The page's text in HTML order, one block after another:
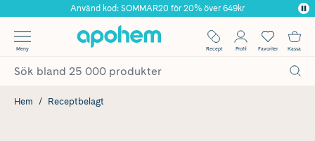
Använd kod: SOMMAR20 för 20% över 649kr
✓ Fri frakt
✓ Poäng på alla köp*
Meny Recept Profil Favoriter Kassa
Hem Receptbelagt